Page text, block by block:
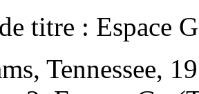
titre : Espace
Tennessee,